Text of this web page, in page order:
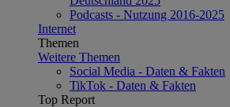
Podcasts - Nutzung 2016-2025
Internet
Themen
Weitere Themen
Social Media - Daten & Fakten
TikTok - Daten & Fakten
Top Report